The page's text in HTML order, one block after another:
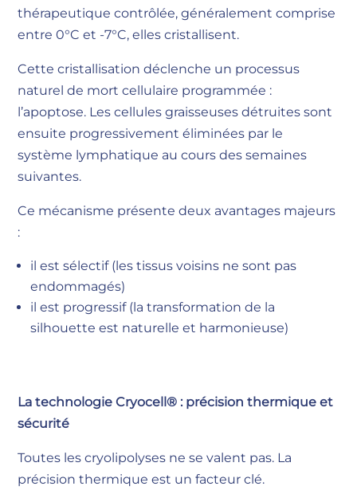
thérapeutique contrôlée, généralement comprise
entre 0°C et -7°C, elles cristallisent.
Cette cristallisation déclenche un processus
naturel de mort cellulaire programmée :
l’apoptose. Les cellules graisseuses détruites sont
ensuite progressivement éliminées par le
système lymphatique au cours des semaines
suivantes.
Ce mécanisme présente deux avantages majeurs
:
il est sélectif (les tissus voisins ne sont pas
endommagés)
il est progressif (la transformation de la
silhouette est naturelle et harmonieuse)
La technologie Cryocell® : précision thermique et
sécurité
Toutes les cryolipolyses ne se valent pas. La
précision thermique est un facteur clé.